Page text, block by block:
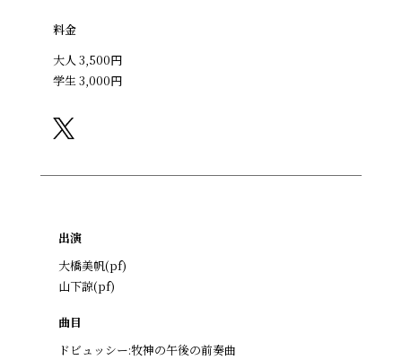
料金
大人 3,500円
学生 3,000円
出演
大橋美帆(pf)
山下諒(pf)
曲目
ドビュッシー:牧神の午後の前奏曲